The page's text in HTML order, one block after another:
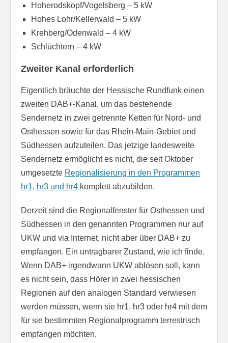
Hoherodskopf/Vogelsberg – 5 kW
Hohes Lohr/Kellerwald – 5 kW
Krehberg/Odenwald – 4 kW
Schlüchtern – 4 kW
Zweiter Kanal erforderlich
Eigentlich bräuchte der Hessische Rundfunk einen
zweiten DAB+-Kanal, um das bestehende
Sendernetz in zwei getrennte Ketten für Nord- und
Osthessen sowie für das Rhein-Main-Gebiet und
Südhessen aufzuteilen. Das jetzige landesweite
Sendernetz ermöglicht es nicht, die seit Oktober
umgesetzte Regionalisierung in den Programmen
hr1, hr3 und hr4 komplett abzubilden.
Derzeit sind die Regionalfenster für Osthessen und
Südhessen in den genannten Programmen nur auf
UKW und via Internet, nicht aber über DAB+ zu
empfangen. Ein untragbarer Zustand, wie ich finde.
Wenn DAB+ irgendwann UKW ablösen soll, kann
es nicht sein, dass Hörer in zwei hessischen
Regionen auf den analogen Standard verwiesen
werden müssen, wenn sie hr1, hr3 oder hr4 mit dem
für sie bestimmten Regionalprogramm terrestrisch
empfangen möchten.